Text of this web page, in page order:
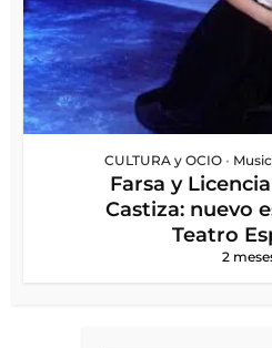
CULTURA y OCIO •
Farsa y
Castiza: nuevo
Teatro
2